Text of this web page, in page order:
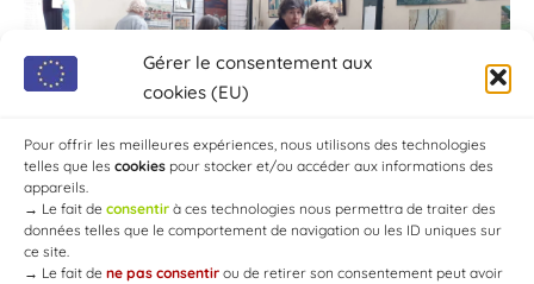
Gérer le consentement aux
cookies (EU)
Pour offrir les meilleures expériences, nous utilisons des technologies
telles que les cookies pour stocker et/ou accéder aux informations des
appareils.
→ Le fait de consentir à ces technologies nous permettra de traiter des
données telles que le comportement de navigation ou les ID uniques sur
ce site.
→ Le fait de ne pas consentir ou de retirer son consentement peut avoir